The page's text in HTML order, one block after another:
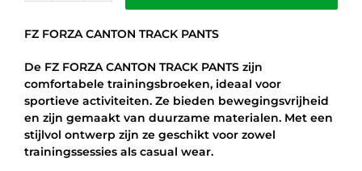
TRACK
PANTS
-
ZWART
FZ FORZA CANTON TRACK PANTS
De FZ FORZA CANTON TRACK PANTS zijn
comfortabele trainingsbroeken, ideaal voor
sportieve activiteiten. Ze bieden bewegingsvrijheid
en zijn gemaakt van duurzame materialen. Met een
stijlvol ontwerp zijn ze geschikt voor zowel
trainingssessies als casual wear.